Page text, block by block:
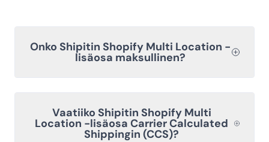
Onko Shipitin Shopify Multi Location -
lisäosa maksullinen?
Vaatiiko Shipitin Shopify Multi
Location -lisäosa Carrier Calculated
Shippingin (CCS)?